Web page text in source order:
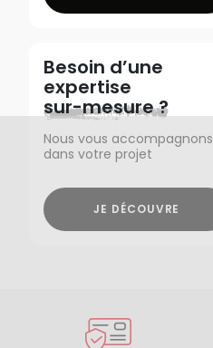
Besoin d’une
expertise
sur-mesure ?
Nous vous accompagnons
dans votre projet
JE DÉCOUVRE